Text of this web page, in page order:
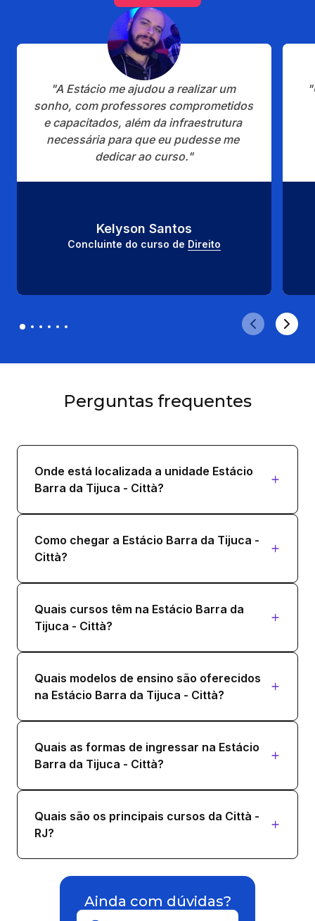
"A Estácio me ajudou a realizar um
sonho, com professores comprometidos
e capacitados, além da infraestrutura
necessária para que eu pudesse me
dedicar ao curso."
Kelyson Santos
Concluinte do curso de Direito
Perguntas frequentes
Onde está localizada a unidade Estácio
Barra da Tijuca - Città?
Como chegar a Estácio Barra da Tijuca -
Città?
Quais cursos têm na Estácio Barra da
Tijuca - Città?
Quais modelos de ensino são oferecidos
na Estácio Barra da Tijuca - Città?
Quais as formas de ingressar na Estácio
Barra da Tijuca - Città?
Quais são os principais cursos da Città -
RJ?
Ainda com dúvidas?